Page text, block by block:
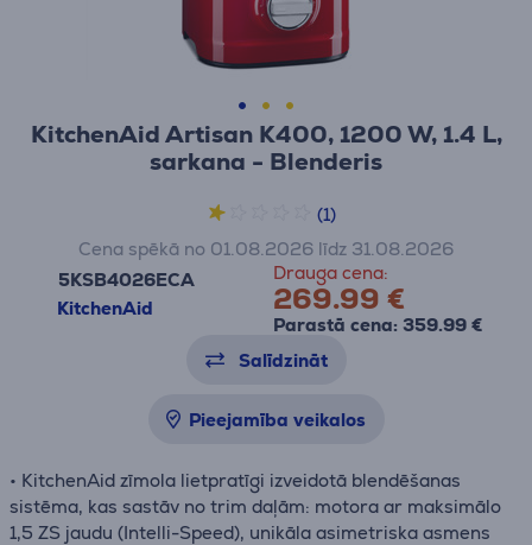
KitchenAid Artisan K400, 1200 W, 1.4 L,
sarkana - Blenderis
5KSB4026ECA
KitchenAid
Drauga cena:
269.99 €
Parastā cena: 359.99 €
Cena spēkā no 01.08.2026 līdz 31.08.2026
(1)
Salīdzināt
Pieejamība veikalos
• KitchenAid zīmola lietpratīgi izveidotā blendēšanas
sistēma, kas sastāv no trim daļām: motora ar maksimālo
1,5 ZS jaudu (Intelli-Speed), unikāla asimetriska asmens